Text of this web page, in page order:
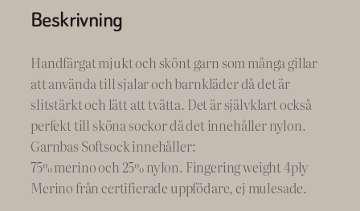
Beskrivning
Handfärgat mjukt och skönt garn som många gillar
att använda till sjalar och barnkläder då det är
slitstärkt och lätt att tvätta. Det är självklart också
perfekt till sköna sockor då det innehåller nylon.
Garnbas Softsock innehåller:
75% merino och 25% nylon. Fingering weight 4ply
Merino från certifierade uppfödare, ej mulesade.